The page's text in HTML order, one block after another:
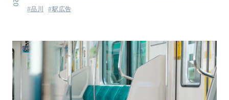
#品川
#駅広告